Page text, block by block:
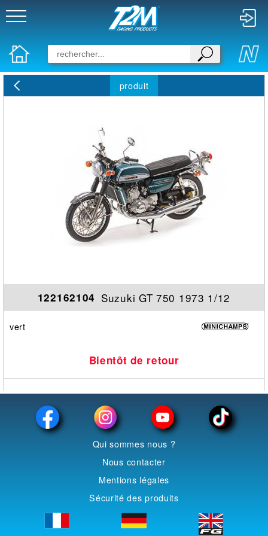
produit
122162104 Suzuki GT 750 1973 1/12
vert
Bientôt de retour
Qui sommes nous ?
Nous contacter
Mentions légales
Sécurité des produits